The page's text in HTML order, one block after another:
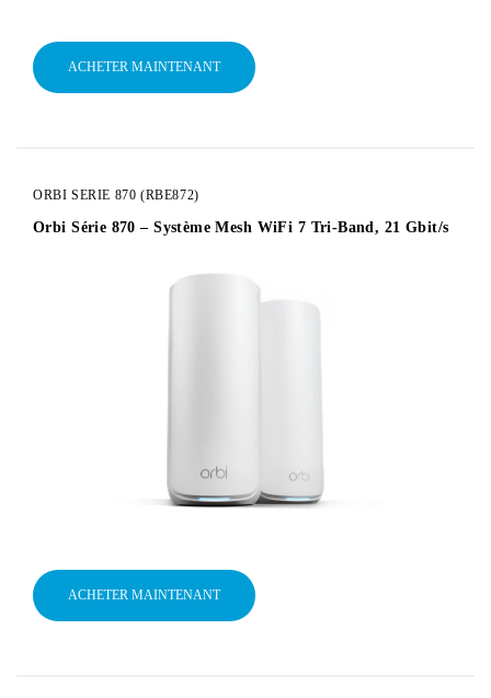
ACHETER MAINTENANT
ORBI SERIE 870 (RBE872)
Orbi Série 870 – Système Mesh WiFi 7 Tri-Band, 21 Gbit/s
ACHETER MAINTENANT